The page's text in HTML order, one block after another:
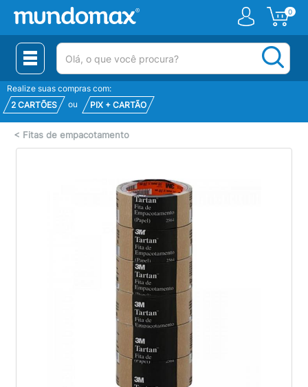
0
(pesquisar)
Realize suas compras com:
2 CARTÕES
ou PIX + CARTÃO
< Fitas de empacotamento